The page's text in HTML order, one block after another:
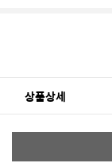
상품상세